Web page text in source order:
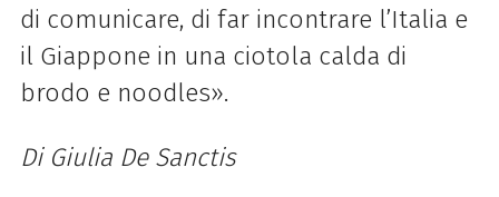
di comunicare, di far incontrare l’Italia e
il Giappone in una ciotola calda di
brodo e noodles».
Di Giulia De Sanctis